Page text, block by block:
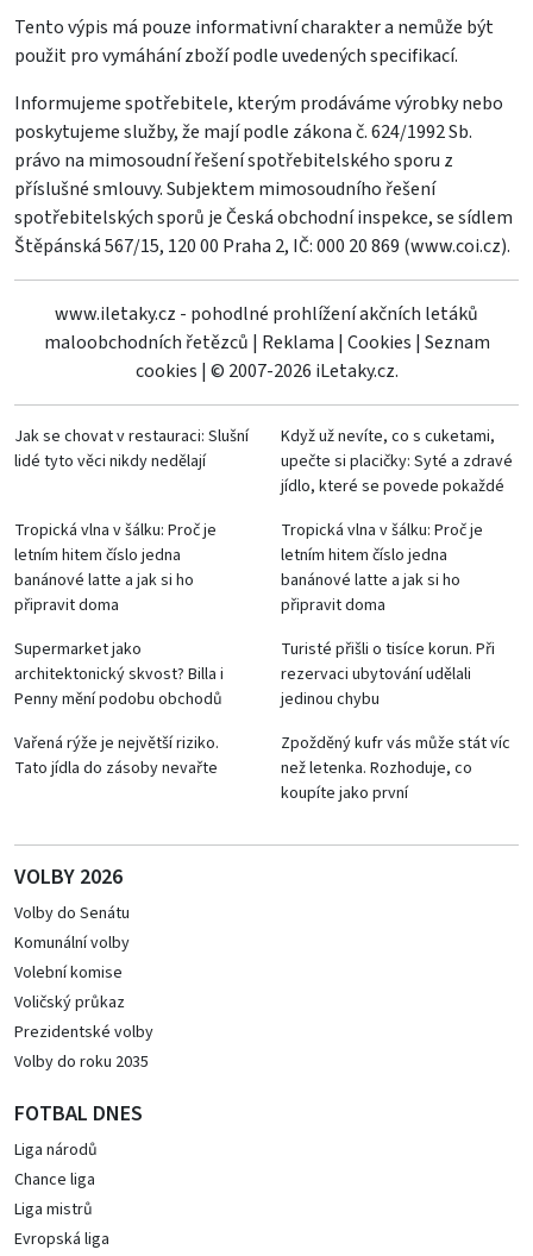
Tento výpis má pouze informativní charakter a nemůže být
použit pro vymáhání zboží podle uvedených specifikací.
Informujeme spotřebitele, kterým prodáváme výrobky nebo
poskytujeme služby, že mají podle zákona č. 624/1992 Sb.
právo na mimosoudní řešení spotřebitelského sporu z
příslušné smlouvy. Subjektem mimosoudního řešení
spotřebitelských sporů je Česká obchodní inspekce, se sídlem
Štěpánská 567/15, 120 00 Praha 2, IČ: 000 20 869 (www.coi.cz).
www.iletaky.cz - pohodlné prohlížení akčních letáků
maloobchodních řetězců | Reklama | Cookies | Seznam
cookies | © 2007-2026 iLetaky.cz.
Jak se chovat v restauraci: Slušní
lidé tyto věci nikdy nedělají
Když už nevíte, co s cuketami,
upečte si placičky: Syté a zdravé
jídlo, které se povede pokaždé
Tropická vlna v šálku: Proč je
letním hitem číslo jedna
banánové latte a jak si ho
připravit doma
Tropická vlna v šálku: Proč je
letním hitem číslo jedna
banánové latte a jak si ho
připravit doma
Supermarket jako
architektonický skvost? Billa i
Penny mění podobu obchodů
Turisté přišli o tisíce korun. Při
rezervaci ubytování udělali
jedinou chybu
Vařená rýže je největší riziko.
Tato jídla do zásoby nevařte
Zpožděný kufr vás může stát víc
než letenka. Rozhoduje, co
koupíte jako první
VOLBY 2026
Volby do Senátu
Komunální volby
Volební komise
Voličský průkaz
Prezidentské volby
Volby do roku 2035
FOTBAL DNES
Liga národů
Chance liga
Liga mistrů
Evropská liga